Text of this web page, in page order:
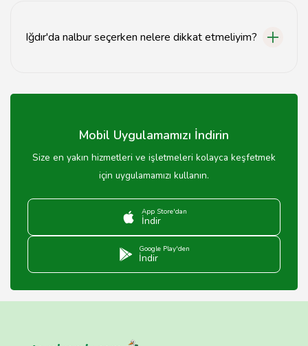
Iğdır'da nalbur seçerken nelere dikkat etmeliyim?
hizmetlerine dikkat etmelisiniz.
Mobil Uygulamamızı İndirin
Size en yakın hizmetleri ve işletmeleri kolayca keşfetmek
için uygulamamızı kullanın.
App Store'dan
İndir
Google Play'den
İndir